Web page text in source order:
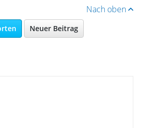
Nach oben
Neuer Beitrag